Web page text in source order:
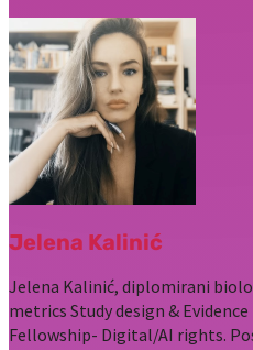
Jelena Kalinić
Jelena Kalinić, diplomirani
metrics Study design &
Fellowship- Digital/AI rights.